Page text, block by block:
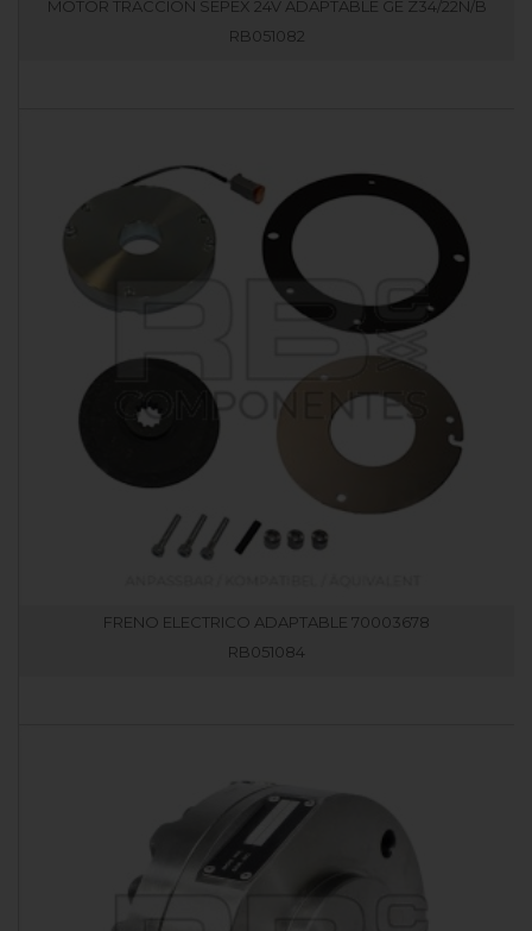
MOTOR TRACCION SEPEX 24V ADAPTABLE GE Z34/22N/B
RB051082
FRENO ELECTRICO ADAPTABLE 70003678
RB051084